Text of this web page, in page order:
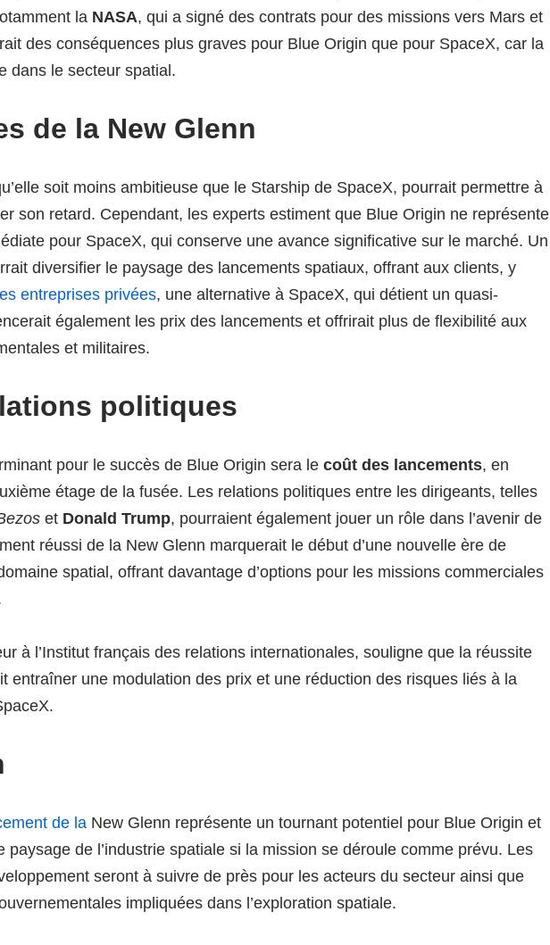
la NASA, qui a signé des contrats pour des missions vers Mars et
des conséquences plus graves pour Blue Origin que pour SpaceX, car la
dans le secteur spatial.
de la New Glenn
soit moins ambitieuse que le Starship de SpaceX, pourrait permettre à
son retard. Cependant, les experts estiment que Blue Origin ne représente
pour SpaceX, qui conserve une avance significative sur le marché. Un
diversifier le paysage des lancements spatiaux, offrant aux clients, y
entreprises privées, une alternative à SpaceX, qui détient un quasi-
également les prix des lancements et offrirait plus de flexibilité aux
et militaires.
politiques
pour le succès de Blue Origin sera le coût des lancements, en
étage de la fusée. Les relations politiques entre les dirigeants, telles
et Donald Trump, pourraient également jouer un rôle dans l’avenir de
réussi de la New Glenn marquerait le début d’une nouvelle ère de
spatial, offrant davantage d’options pour les missions commerciales
à l’Institut français des relations internationales, souligne que la réussite
entraîner une modulation des prix et une réduction des risques liés à la
de la New Glenn représente un tournant potentiel pour Blue Origin et
paysage de l’industrie spatiale si la mission se déroule comme prévu. Les
seront à suivre de près pour les acteurs du secteur ainsi que
impliquées dans l’exploration spatiale.